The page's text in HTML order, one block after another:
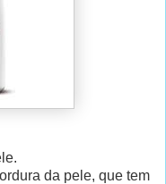
da pele, que tem